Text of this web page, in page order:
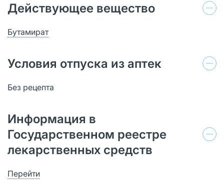
Действующее вещество
Бутамират
Условия отпуска из аптек
Без рецепта
Информация в
Государственном реестре
лекарственных средств
Перейти